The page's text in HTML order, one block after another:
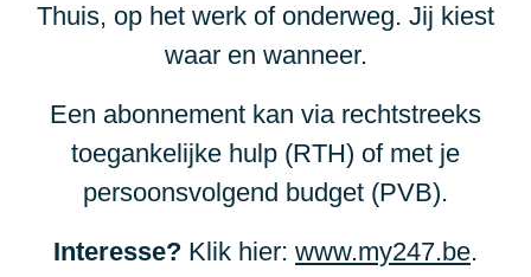
Thuis, op het werk of onderweg. Jij kiest
waar en wanneer.
Een abonnement kan via rechtstreeks
toegankelijke hulp (RTH) of met je
persoonsvolgend budget (PVB).
Interesse? Klik hier: www.my247.be.